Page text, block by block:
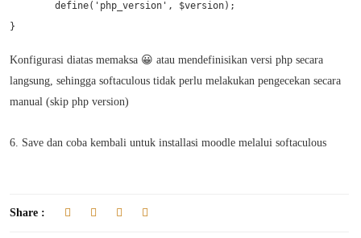
Konfigurasi diatas memaksa 😀 atau mendefinisikan versi php secara
langsung, sehingga softaculous tidak perlu melakukan pengecekan secara
manual (skip php version)
6. Save dan coba kembali untuk installasi moodle melalui softaculous
Share :